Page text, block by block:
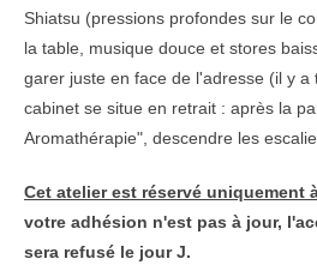
Shiatsu (pressions profondes sur le
la table, musique douce et stores
garer juste en face de l'adresse (il y a
cabinet se situe en retrait : après la
Aromathérapie", descendre les
Cet atelier est réservé uniquement
votre adhésion n'est pas à jour,
sera refusé le jour J.